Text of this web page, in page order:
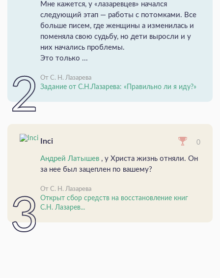
Мне кажется, у «лазаревцев» начался
следующий этап — работы с потомками. Все
больше писем, где женщины а изменилась и
поменяла свою судьбу, но дети выросли и у
них начались проблемы.
Это только ...
От С. Н. Лазарева
Задание от С.Н.Лазарева: «Правильно ли я иду?»
Inci 0
Андрей Латышев , у Христа жизнь отняли. Он
за нее был зацеплен по вашему?
От С. Н. Лазарева
Открыт сбор средств на восстановление книг
С.Н. Лазарев...